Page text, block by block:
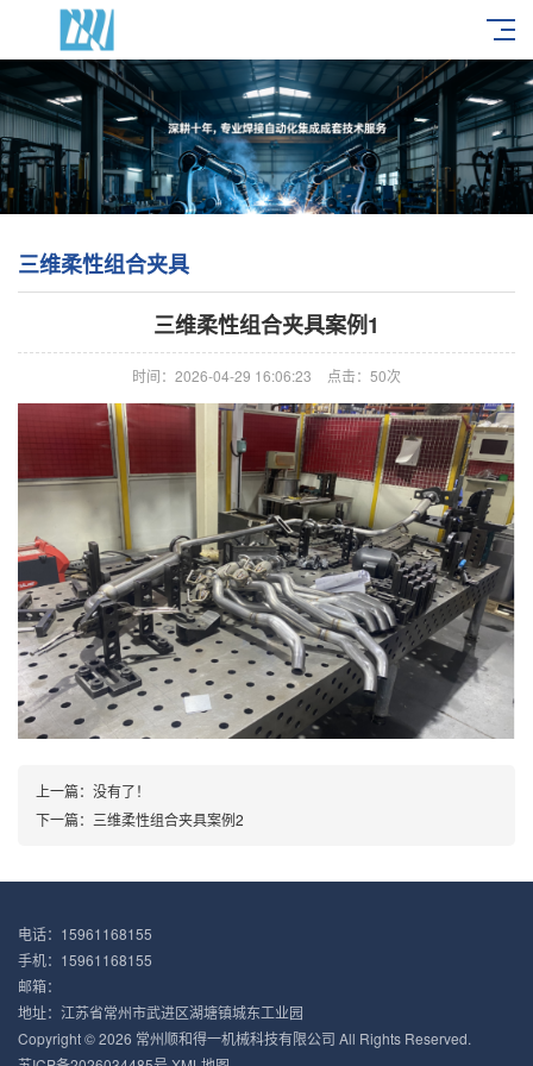
三维柔性组合夹具
三维柔性组合夹具案例1
时间：2026-04-29 16:06:23 点击：50次
上一篇：没有了！
下一篇： 三维柔性组合夹具案例2
电话：15961168155
手机：15961168155
邮箱：
地址：江苏省常州市武进区湖塘镇城东工业园‌
Copyright © 2026 常州顺和得一机械科技有限公司 All Rights Reserved.